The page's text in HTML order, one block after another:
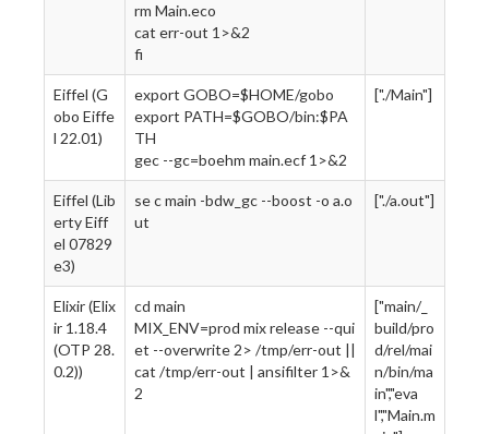
rm Main.eco
cat err-out 1>&2
fi
Eiffel (G
obo Eiffe
l 22.01)
export GOBO=$HOME/gobo
export PATH=$GOBO/bin:$PA
TH
gec --gc=boehm main.ecf 1>&2
["./Main"]
Eiffel (Lib
erty Eiff
el 07829
e3)
se c main -bdw_gc --boost -o a.o
ut
["./a.out"]
Elixir (Elix
ir 1.18.4
(OTP 28.
0.2))
cd main
MIX_ENV=prod mix release --qui
et --overwrite 2> /tmp/err-out ||
cat /tmp/err-out | ansifilter 1>&
2
["main/_
build/pro
d/rel/mai
n/bin/ma
in","eva
l","Main.m